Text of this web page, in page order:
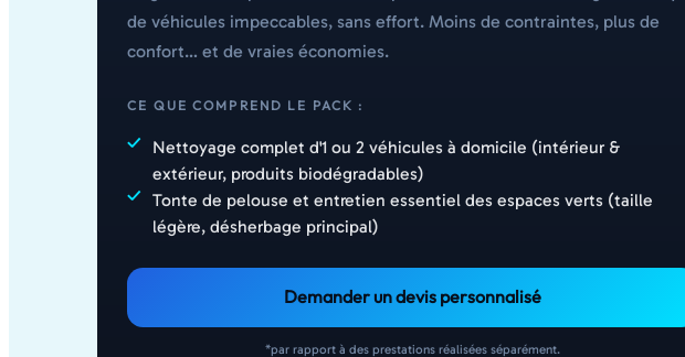
de véhicules impeccables, sans effort. Moins de contraintes, plus de
confort… et de vraies économies.
CE QUE COMPREND LE PACK :
Nettoyage complet d'1 ou 2 véhicules à domicile (intérieur &
extérieur, produits biodégradables)
Tonte de pelouse et entretien essentiel des espaces verts (taille
légère, désherbage principal)
Demander un devis personnalisé
*par rapport à des prestations réalisées séparément.